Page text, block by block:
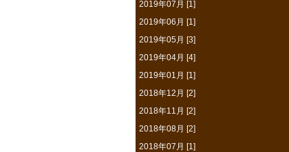
2019年07月 [1]
2019年06月 [1]
2019年05月 [3]
2019年04月 [4]
2019年01月 [1]
2018年12月 [2]
2018年11月 [2]
2018年08月 [2]
2018年07月 [1]